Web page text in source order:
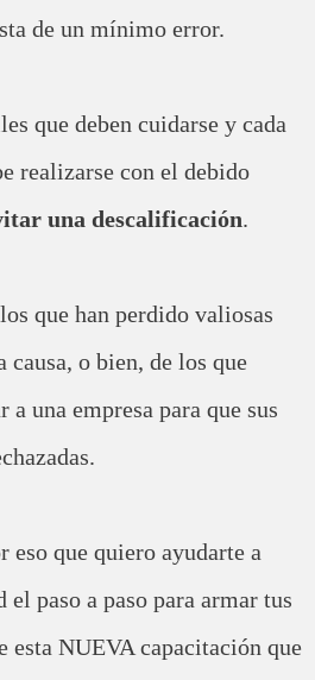
de un mínimo error.
que deben cuidarse y cada
realizarse con el debido
una descalificación.
que han perdido valiosas
causa, o bien, de los que
una empresa para que sus
eso que quiero ayudarte a
paso a paso para armar tus
esta NUEVA capacitación que